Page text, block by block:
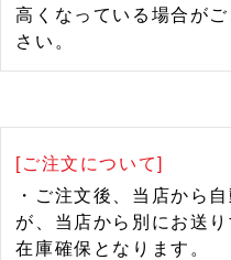
高くなっている場合が
さい。
[ご注文について]
・ご注文後、当店から
が、当店から別にお送
在庫確保となります。